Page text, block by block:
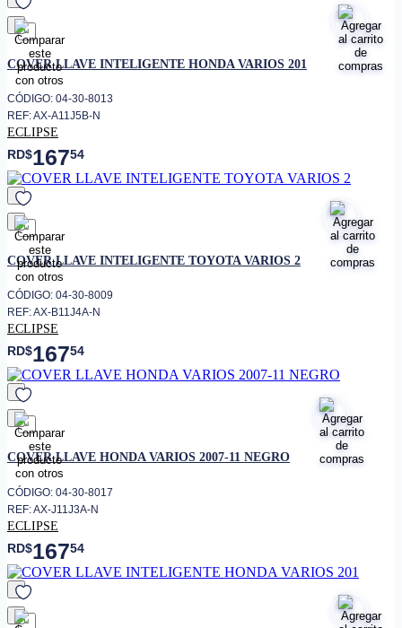
favorito
COVER LLAVE INTELIGENTE HONDA VARIOS 201
CÓDIGO: 04-30-8013
REF: AX-A11J5B-N
ECLIPSE
RD$16754
favorito
COVER LLAVE INTELIGENTE TOYOTA VARIOS 2
CÓDIGO: 04-30-8009
REF: AX-B11J4A-N
ECLIPSE
RD$16754
favorito
COVER LLAVE HONDA VARIOS 2007-11 NEGRO
CÓDIGO: 04-30-8017
REF: AX-J11J3A-N
ECLIPSE
RD$16754